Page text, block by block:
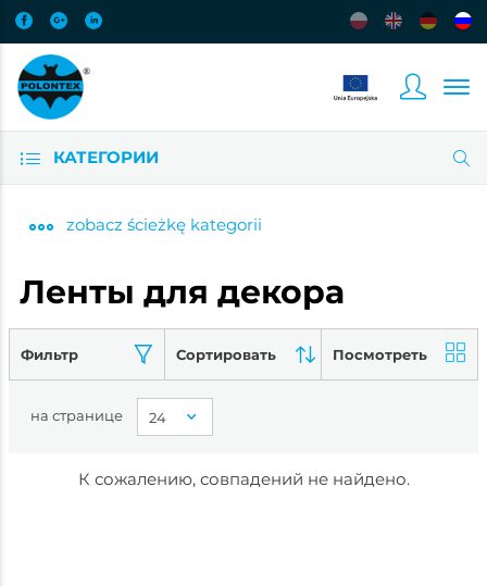
КАТЕГОРИИ
zobacz ścieżkę kategorii
Ленты для декора
Фильтр Сортировать Посмотреть
на странице
К сожалению, совпадений не найдено.